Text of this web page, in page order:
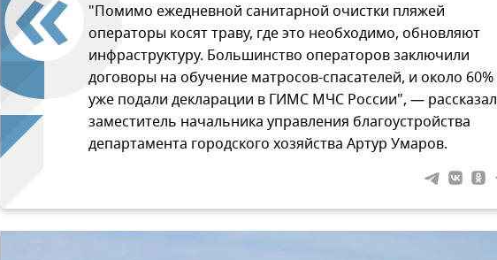
"Помимо ежедневной санитарной очистки пляжей
операторы косят траву, где это необходимо, обновляют
инфраструктуру. Большинство операторов заключили
договоры на обучение матросов-спасателей, и около 60%
уже подали декларации в ГИМС МЧС России", — рассказал
заместитель начальника управления благоустройства
департамента городского хозяйства Артур Умаров.